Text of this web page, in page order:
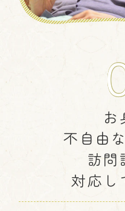
お
不自由
訪問
対応し